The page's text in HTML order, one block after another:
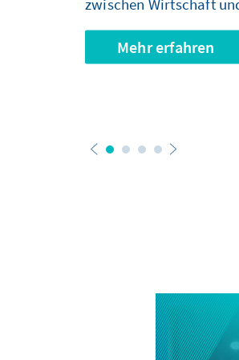
Mehr erfahren